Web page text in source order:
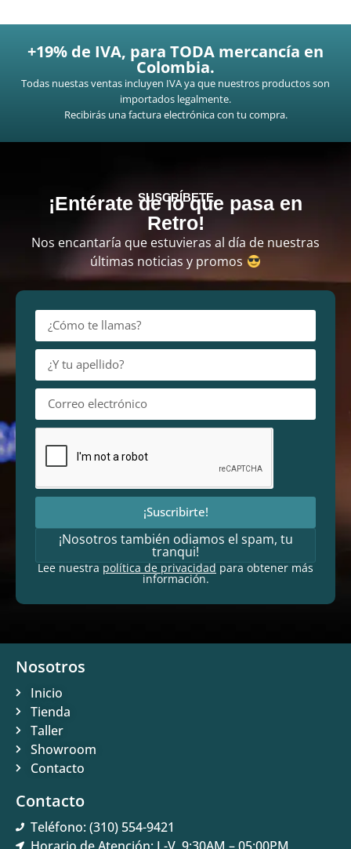
+19% de IVA, para TODA mercancía en
Colombia.
Todas nuestas ventas incluyen IVA ya que nuestros productos son
importados legalmente.
Recibirás una factura electrónica con tu compra.
SUSCRÍBETE
¡Entérate de lo que pasa en
Retro!
Nos encantaría que estuvieras al día de nuestras
últimas noticias y promos
¡Suscribirte!
¡Nosotros también odiamos el spam, tu
tranqui!
Lee nuestrapolítica de privacidadpara obtener más
información.
Nosotros
Inicio
Tienda
Taller
Showroom
Contacto
Contacto
Teléfono: (310) 554-9421
Horario de Atención: L-V, 9:30AM – 05:00PM